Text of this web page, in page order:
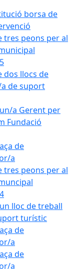
borsa de
tres peons per al
dos llocs de
de suport
a Gerent per
Fundació
de
a
tres peons per al
lloc de treball
turístic
de
a
de
a